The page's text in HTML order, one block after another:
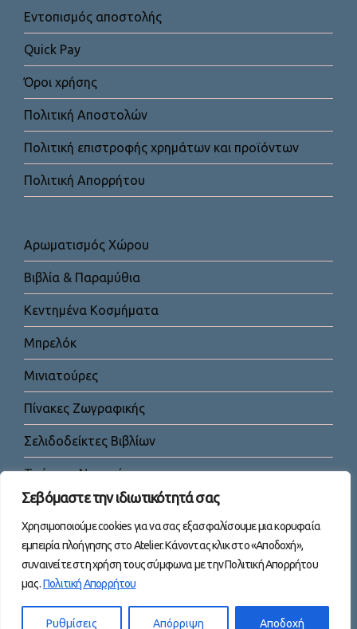
Σεβόμαστε την ιδιωτικότητά σας
Χρησιμοποιούμε cookies για να σας εξασφαλίσουμε μια κορυφαία
εμπειρία πλοήγησης στο Atelier. Κάνοντας κλικ στο «Αποδοχή»,
συναινείτε στη χρήση τους σύμφωνα με την Πολιτική Απορρήτου
μας. Πολιτική Απορρήτου
Ρυθμίσεις Απόρριψη Αποδοχή
Εντοπισμός αποστολής
Quick Pay
Όροι χρήσης
Πολιτική Αποστολών
Πολιτική επιστροφής χρημάτων και προϊόντων
Πολιτική Απορρήτου
Αρωματισμός Χώρου
Βιβλία & Παραμύθια
Κεντημένα Κοσμήματα
Μπρελόκ
Μινιατούρες
Πίνακες Ζωγραφικής
Σελιδοδείκτες Βιβλίων
Τσάντες-Νεσεσέρ
Facebook
Instagram
YouTube
TikTok
Mail